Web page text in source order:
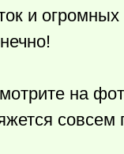
и
на